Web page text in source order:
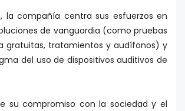
la compañía centra sus esfuerzos en
de vanguardia (como pruebas
gratuitas, tratamientos y audífonos) y
del uso de dispositivos auditivos de
su compromiso con la sociedad y el